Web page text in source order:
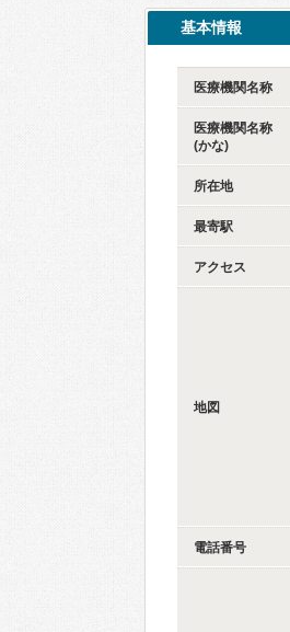
基本情報
医療機関名称
医療機関名称
(かな)
所在地
最寄駅
アクセス
地図
電話番号